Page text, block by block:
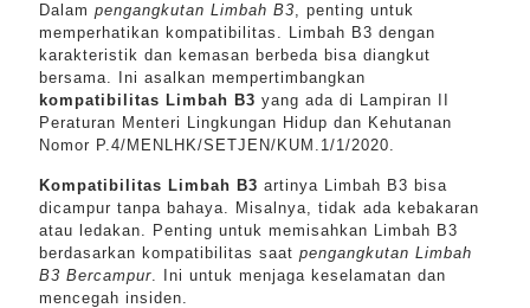
Dalam pengangkutan Limbah B3, penting untuk
memperhatikan kompatibilitas. Limbah B3 dengan
karakteristik dan kemasan berbeda bisa diangkut
bersama. Ini asalkan mempertimbangkan
kompatibilitas Limbah B3 yang ada di Lampiran II
Peraturan Menteri Lingkungan Hidup dan Kehutanan
Nomor P.4/MENLHK/SETJEN/KUM.1/1/2020.
Kompatibilitas Limbah B3 artinya Limbah B3 bisa
dicampur tanpa bahaya. Misalnya, tidak ada kebakaran
atau ledakan. Penting untuk memisahkan Limbah B3
berdasarkan kompatibilitas saat pengangkutan Limbah
B3 Bercampur. Ini untuk menjaga keselamatan dan
mencegah insiden.